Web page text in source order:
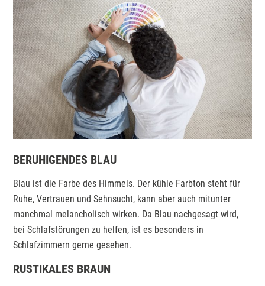
BERUHIGENDES BLAU
Blau ist die Farbe des Himmels. Der kühle Farbton steht für
Ruhe, Vertrauen und Sehnsucht, kann aber auch mitunter
manchmal melancholisch wirken. Da Blau nachgesagt wird,
bei Schlafstörungen zu helfen, ist es besonders in
Schlafzimmern gerne gesehen.
RUSTIKALES BRAUN